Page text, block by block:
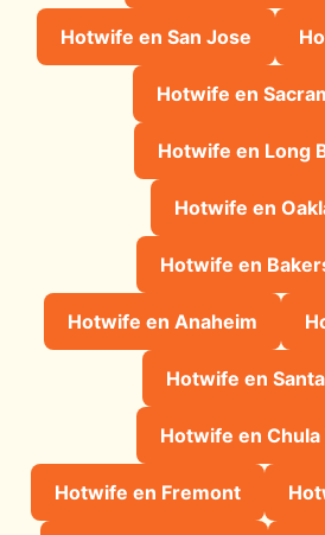
Hotwife en San Jose
Hotwife en
Hotwife en Long
Hotwife en
Hotwife en
Hotwife en Anaheim
Hotwife en
Hotwife en Chula
Hotwife en Fremont